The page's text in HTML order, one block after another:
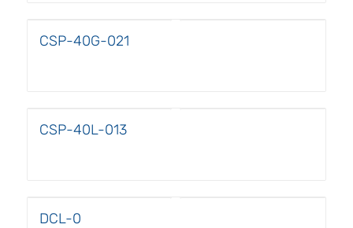
CSP-40G-021
CSP-40L-013
DCL-0